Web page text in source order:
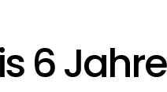
6 Jahre